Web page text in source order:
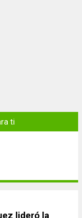
ti
lideró la